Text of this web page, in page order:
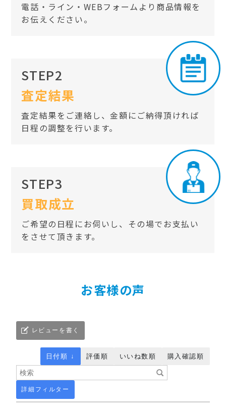
電話・ライン・WEBフォームより商品情報を
お伝えください。
STEP2
査定結果
査定結果をご連絡し、金額にご納得頂ければ
日程の調整を行います。
STEP3
買取成立
ご希望の日程にお伺いし、その場でお支払い
をさせて頂きます。
お客様の声
レビューを書く
詳細フィルター
日付順 ↓ 評価順 いいね数順 購入確認順